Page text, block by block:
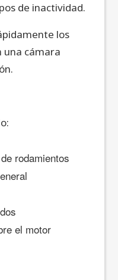
de inactividad.
los
una cámara
rodamientos
el motor